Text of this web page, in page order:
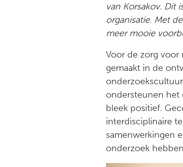
van Korsakov. Dit
organisatie. Met
meer mooie
Voor de zorg voor
gemaakt in de
ondersteunen het
bleek positief.
interdisciplinaire
samenwerkingen
onderzoek